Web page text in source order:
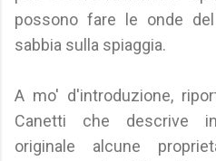
possono fare le onde
sabbia sulla spiaggia.
A mo' d'introduzione,
Canetti che descrive
originale alcune